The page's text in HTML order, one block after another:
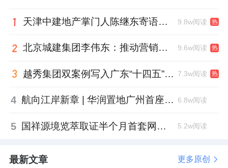
天津中建地产掌门人陈继东寄语青年“跳出舒适区”，曾任银行信贷经理 9.8w阅读 热
北京城建集团李伟东：推动营销工作稳中提质，严控库存增量 9.6w阅读 热
越秀集团双案例写入广东“十四五”公共文化答卷，复合文化空间助力青年发展型城市建设 7.3w阅读 热
4 航向江岸新章 | 华润置地广州首座万象城金秋迎客 6.8w阅读
5 国祥源境览萃取证半个月首套网签出炉：2.71万/㎡、86折 5.2w阅读
最新文章 更多原创